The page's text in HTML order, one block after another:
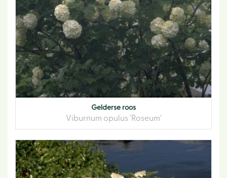
Gelderse roos
Viburnum opulus 'Roseum'